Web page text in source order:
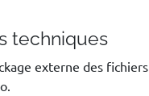
techniques
externe des